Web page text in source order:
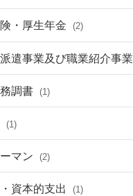
・厚生年金 (2)
遣事業及び職業紹介事業
調書 (1)
(1)
マン (2)
資本的支出 (1)